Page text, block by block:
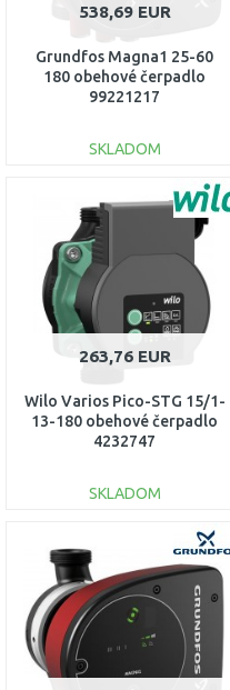
538,69 EUR
Grundfos Magna1 25-60
180 obehové čerpadlo
99221217
SKLADOM
DO KOŠÍKA
Porovnať
263,76 EUR
Wilo Varios Pico-STG 15/1-
13-180 obehové čerpadlo
4232747
SKLADOM
Porovnať